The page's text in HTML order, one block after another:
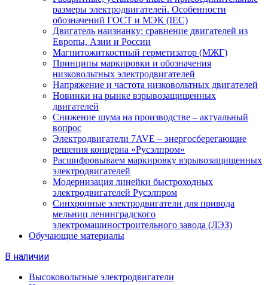
размеры электродвигателей. Особенности
обозначений ГОСТ и МЭК (IEC)
Двигатель наизнанку: сравнение двигателей из
Европы, Азии и России
Магнитожиткостный герметизатор (МЖГ)
Принципы маркировки и обозначения
низковольтных электродвигателей
Напряжение и частота низковольтных двигателей
Новинки на рынке взрывозащищенных
двигателей
Снижение шума на производстве – актуальный
вопрос
Электродвигатели 7AVE – энергосберегающие
решения концерна «Русэлпром»
Расшифровываем маркировку взрывозащищенных
электродвигателей
Модернизация линейки быстроходных
электродвигателей Русэлпром
Синхронные электродвигатели для привода
мельниц ленинградского
электромашиностроительного завода (ЛЭЗ)
Обучающие материалы
В наличии
Высоковольтные электродвигатели